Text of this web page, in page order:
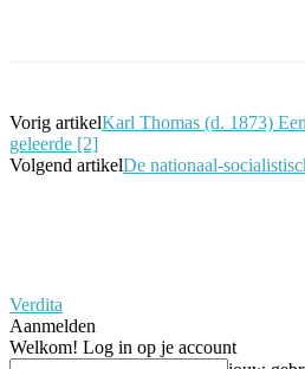
Vorig artikelKarl Thomas (d. 1873)
geleerde [2]
Volgend artikelDe nationaal-
Verdita
Aanmelden
Welkom! Log in op je account